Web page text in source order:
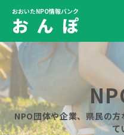
おおいたNPO情報バンク
お ん ぽ
NPO団体や企業、県民の
て